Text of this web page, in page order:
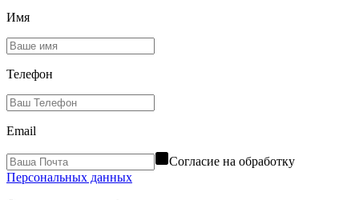
Имя
Телефон
Email
Согласие на обработку
Персональных данных